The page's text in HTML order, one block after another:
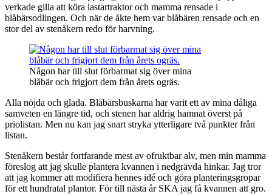
verkade gilla att köra lastartraktor och mamma rensade i
blåbärsodlingen. Och när de åkte hem var blåbären rensade och en
stor del av stenåkern redo för harvning.
Någon har till slut förbarmat sig över mina
blåbär och frigjort dem från årets ogräs.
Alla nöjda och glada. Blåbärsbuskarna har varit ett av mina dåliga
samveten en längre tid, och stenen har aldrig hamnat överst på
priolistan. Men nu kan jag snart stryka ytterligare två punkter från
listan.
Stenåkern består fortfarande mest av ofruktbar alv, men min mamma
föreslog att jag skulle plantera kvannen i nedgrävda hinkar. Jag tror
att jag kommer att modifiera hennes idé och göra planteringsgropar
för ett hundratal plantor. För till nästa år SKA jag få kvannen att gro.